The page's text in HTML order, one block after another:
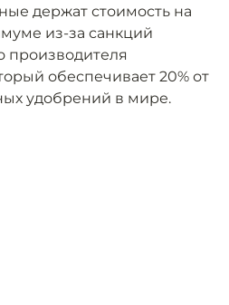
держат стоимость на
из-за санкций
производителя
обеспечивает 20% от
удобрений в мире.